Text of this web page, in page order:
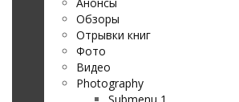
Обзоры
Отрывки книг
Фото
Видео
Photography